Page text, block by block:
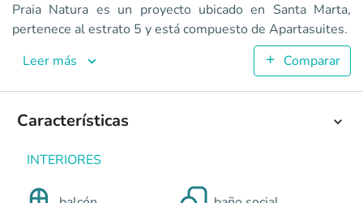
Apartasuites en Santa Marta <p><strong>PRAIA
3
60
1
Colombia Santa Marta
Pozos colorados – Santa
Praia Natura es un proyecto ubicado en Santa Marta,
pertenece al estrato 5 y está compuesto de Apartasuites.
Leer más
Comparar
Características
INTERIORES